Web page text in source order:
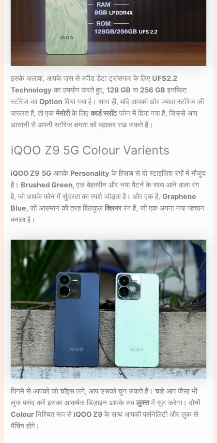
इसके अलावा, आपके पास से स्पीड डेटा ट्रांसफर के लिए UFS2.2
Technology का उपयोग करते हुए,128 GB या 256 GB इनबिल्ट
स्टोरेज काOption दिया गया है। साथ ही, यदि आपको ओर ज्यादा स्टोरेज की
जरूरत है, तो एकमेमोरीके लिएकार्ड स्लॉटफोन में दिया गया है, जिससे आप
आसानी से अपनी स्टोरेज क्षमता को बढ़ाकर रख सकते हैं।
iQOO Z9 5G Colour Varients
iQOO Z9 5G आपके Personality के हिसाब से दो स्टाइलिश रंगों में मौजुद
है। Brushed Green,एक बेहतरीन और नया पैटर्न के साथ आने वाला रंग
है, जो आपके फोन में सुंदरता का स्पर्श जोड़ता है। और एक है,Graphene
Blue, जो आसमान की तरह बिलकुलक्लियररंग है, जो एक अपना नया पहचान
बनाता है।
यिनमे से आपको जो चॉइस लगे, आप उसको चुन सकते है। चाहे आप जैसा भी
लुक पसंद करें इसका आकर्षक डिज़ाइन आपके सबलुक्समें सूट करेगा। दोनों
Colour निश्चित रूप से iQOO Z9के साथ आपकी पर्सनेलिटी और लुक से
मैचिंग होंगे।